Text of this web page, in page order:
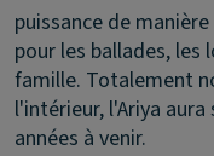
puissance de
pour les ballades, les
famille. Totalement
l'intérieur, l'Ariya aura
années à venir.